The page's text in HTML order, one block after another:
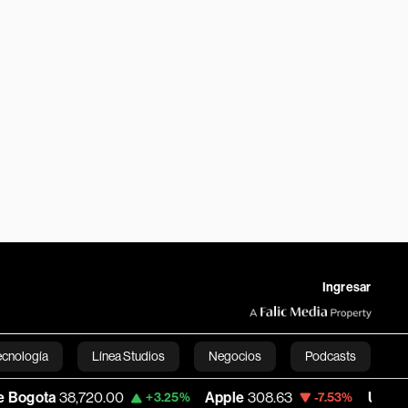
Ingresar
Línea Studios Negocios Podcasts
English+3.25% Apple 308.63 -7.53% USD COP 3,152.58